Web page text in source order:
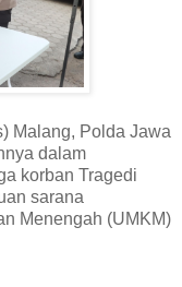
Malang, Polda Jawa
dalam
korban Tragedi
sarana
Menengah (UMKM)